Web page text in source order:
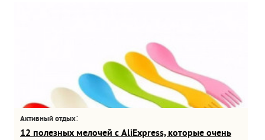
Активный отдых:
12 полезных мелочей с AliExpress, которые очень